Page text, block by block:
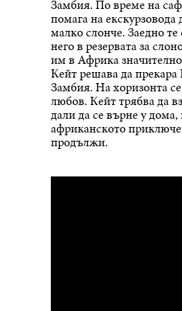
Замбия. По време на
помага на екскурзовода
малко слонче. Заедно те
него в резервата за
им в Африка
Кейт решава да прекара
Замбия. На хоризонта
любов. Кейт трябва да
дали да се върне у
африканското
продължи.